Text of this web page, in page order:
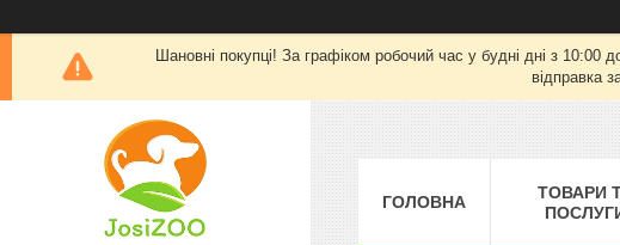
Шановні покупці! За графіком робочий час у будні дні з
відправка
ГОЛОВНА
ТОВАРИ